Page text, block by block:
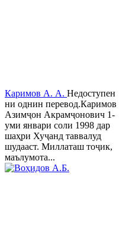
Каримов А. А. Недоступен
ни однин перевод.Каримов
Азимҷон Акрамҷонович 1-
уми январи соли 1998 дар
шаҳри Хуҷанд таввалуд
шудааст. Миллаташ тоҷик,
маълумота...